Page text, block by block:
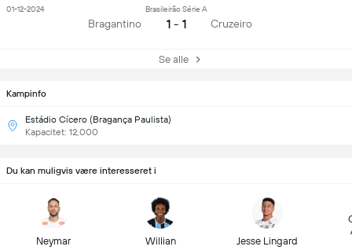
Kampinfo
Estádio Cícero (Bragança Paulista)
Kapacitet: 12,000
Bragantino
Brasileirão Série A
1 - 1 Cruzeiro
01-12-2024
Se alle
Du kan muligvis være interesseret i
Neymar Willian Jesse Lingard